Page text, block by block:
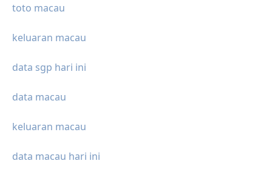
toto macau
keluaran macau
data sgp hari ini
data macau
keluaran macau
data macau hari ini